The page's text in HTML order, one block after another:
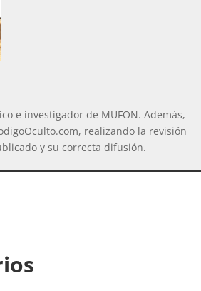
e investigador de MUFON. Además,
realizando la revisión
y su correcta difusión.